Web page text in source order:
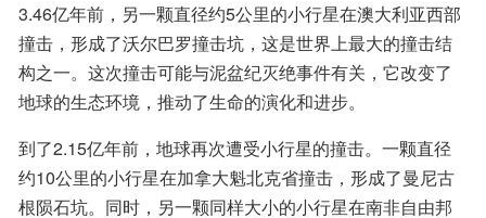
3.46亿年前，另一颗直径约5公里的小行星在澳大利亚西部
撞击，形成了沃尔巴罗撞击坑，这是世界上最大的撞击结
构之一。这次撞击可能与泥盆纪灭绝事件有关，它改变了
地球的生态环境，推动了生命的演化和进步。
到了2.15亿年前，地球再次遭受小行星的撞击。一颗直径
约10公里的小行星在加拿大魁北克省撞击，形成了曼尼古
根陨石坑。同时，另一颗同样大小的小行星在南非自由邦